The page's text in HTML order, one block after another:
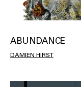
ABUNDANCE
DAMIEN HIRST